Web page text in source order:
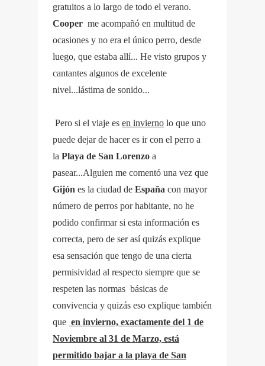
gratuitos a lo largo de todo el verano.
Cooper me acompañó en multitud de
ocasiones y no era el único perro, desde
luego, que estaba allí... He visto grupos y
cantantes algunos de excelente
nivel...lástima de sonido...
Pero si el viaje es en invierno lo que uno
puede dejar de hacer es ir con el perro a
la Playa de San Lorenzo a
pasear...Alguien me comentó una vez que
Gijón es la ciudad de España con mayor
número de perros por habitante, no he
podido confirmar si esta información es
correcta, pero de ser así quizás explique
esa sensación que tengo de una cierta
permisividad al respecto siempre que se
respeten las normas básicas de
convivencia y quizás eso explique también
que en invierno, exactamente del 1 de
Noviembre al 31 de Marzo, está
permitido bajar a la playa de San